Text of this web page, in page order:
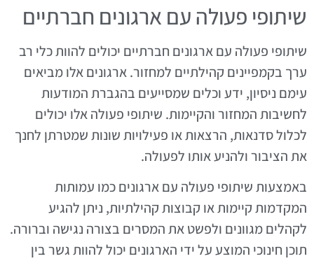
שיתופי פעולה עם ארגונים חברתיים
שיתופי פעולה עם ארגונים חברתיים יכולים להוות כלי רב
ערך בקמפיינים קהילתיים למחזור. ארגונים אלו מביאים
עימם ניסיון, ידע וכלים שמסייעים בהגברת המודעות
לחשיבות המחזור והקיימות. שיתופי פעולה אלו יכולים
לכלול סדנאות, הרצאות או פעילויות שונות שמטרתן לחנך
את הציבור ולהניע אותו לפעולה.
באמצעות שיתופי פעולה עם ארגונים כמו עמותות
המקדמות קיימות או קבוצות קהילתיות, ניתן להגיע
לקהלים מגוונים ולפשט את המסרים בצורה נגישה וברורה.
תוכן חינוכי המוצע על ידי הארגונים יכול להוות גשר בין